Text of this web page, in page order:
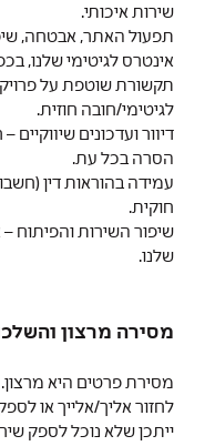
שירות איכותי.
תפעול האתר, אבטחה, שיפור
אינטרס לגיטימי שלנו,
תקשורת שוטפת על
לגיטימי/חובה חוזית.
הסרה בכל עת.
עמידה בהוראות דין
חוקית.
שיפור השירות והפיתוח –
שלנו.
מסירה מרצון
מסירת פרטים היא מרצון.
לחזור אליך/אלייך או
ייתכן שלא נוכל לספק